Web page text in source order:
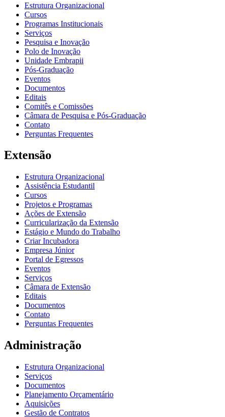
Estrutura Organizacional
Cursos
Programas Institucionais
Serviços
Pesquisa e Inovação
Polo de Inovação
Unidade Embrapii
Pós-Graduação
Eventos
Documentos
Editais
Comitês e Comissões
Câmara de Pesquisa e Pós-Graduação
Contato
Perguntas Frequentes
Extensão
Estrutura Organizacional
Assistência Estudantil
Cursos
Projetos e Programas
Ações de Extensão
Curricularização da Extensão
Estágio e Mundo do Trabalho
Criar Incubadora
Empresa Júnior
Portal de Egressos
Eventos
Serviços
Câmara de Extensão
Editais
Documentos
Contato
Perguntas Frequentes
Administração
Estrutura Organizacional
Serviços
Documentos
Planejamento Orçamentário
Aquisições
Gestão de Contratos